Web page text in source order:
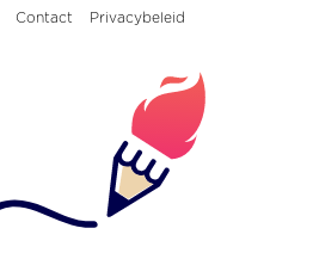
Contact Privacybeleid